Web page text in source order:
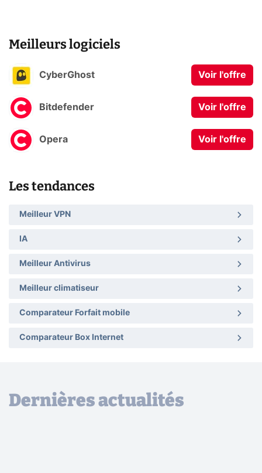
Meilleurs logiciels
CyberGhost Voir l'offre
Bitdefender Voir l'offre
Opera Voir l'offre
Les tendances
Meilleur VPN
IA
Meilleur Antivirus
Meilleur climatiseur
Comparateur Forfait mobile
Comparateur Box Internet
Dernières actualités